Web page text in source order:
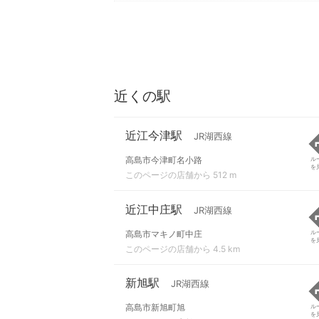
近くの駅
近江今津駅 JR湖西線
高島市今津町名小路
このページの店舗から 512 m
ル
を
近江中庄駅 JR湖西線
高島市マキノ町中庄
このページの店舗から 4.5 km
ル
を
新旭駅 JR湖西線
高島市新旭町旭
ル
を